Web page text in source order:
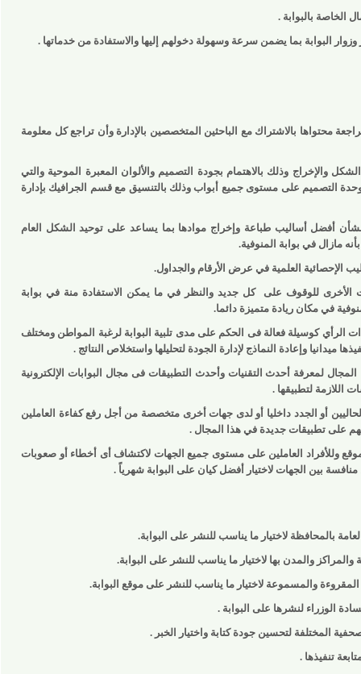
بالبوابة .
بما يضمن سرعة وسهولة دخولهم إليها والاستفادة من خدماتها .
بالاشتراك مع الباحثين المتخصصين بالإدارة وأن تراجع كل معلومة
وذلك بالاهتمام بجودة التصميم والألوان المعبرة الموحية والتي
على مستوى جميع أبواب وذلك بالتنسيق مع قسم الجرافيك بإدارة
أفضل أساليب طباعة وإخراج موادها بما يساعد على توحيد الشكل العام
في بوابة المنوفية.
العلمية في عرض الأرقام والجداول.
للوقوف على
كل جديد والنظر في ما يمكن الاستفادة منة في بوابة
مكان ريادة متميزة دائما.
كوسيلة فعالة فى الحكم على مدى تلبية البوابة لرغبة المواطن ومختلف
وإعادة النماذج لإدارة الجودة لتحليلها واستخلاص النتائج .
لمعرفة أحدث التقنيات وأحدث التطبيقات فى مجال البوابات الإلكترونية
لتطبيقها .
أو الجدد داخليا أو لدى جهات أخرى متخصصة من أجل رفع كفاءة العاملين
تطبيقات جديدة في هذا المجال .
وللأفراد العاملين على مستوى جميع الجهات لاكتشاف أى أخطاء أو صعوبات
الجهات لاختيار أفضل كيان على البوابة شهرياً .
بالمحافظة لاختيار ما يناسب للنشر على البوابة.
والمدن بها لاختيار ما يناسب للنشر على البوابة.
والمسموعة لاختيار ما يناسب للنشر على موقع البوابة.
لنشرها على البوابة .
لتحسين جودة كتابة واختيار الخبر .
.